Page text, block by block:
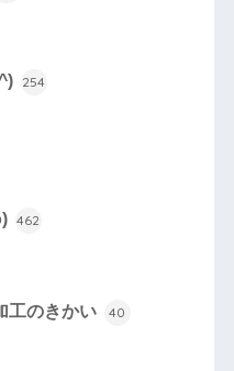
254
462
工のきかい 40